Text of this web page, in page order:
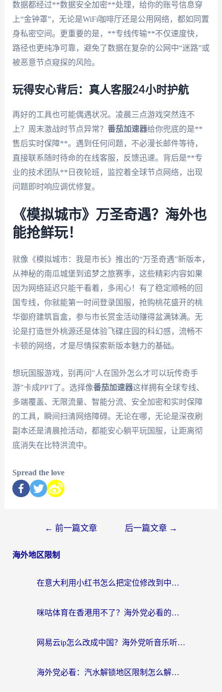
数据都经过**数据安全加密**处理，给你的账号信息穿
上“金钟罩”，无论是WiFi咖啡厅还是公用网络，都如同置
身私密空间。更重要的是，**专线传输**不仅速度快，
路径也更纯净可靠，避免了数据在复杂的公网中“迷路”或
被恶意节点窥探的风险。
玩得安心背后：真人客服24小时护航
再好的工具也可能偶遇状况。凌晨三点游戏突然连不
上？周末激战时节点异常？ 番茄加速器给你兜底的是**
售后实时保障**。遇到任何问题，不必漫长邮件等待，
直接联系随时待命的在线客服，反馈迅速。背后是**专
业的技术团队**日夜轮班，监控着全球节点网络，出现
问题即时响应调优修复。
《模拟城市》万圣奇遇？海外也
能抢鲜玩！
就像《模拟城市：我是市长》推出的“万圣奇遇”新版本，
从神秘的南瓜城堡到追梦之旅赛季，这些精彩内容如果
因为网络延迟只能干看着，多闹心！有了稳定顺畅的回
国专线，你就能第一时间登录国服，抢购桃花盛开的桃
华御府建筑盲盒，参与市长赏金活动赚得盆满钵满。无
论是打造世外桃源还是体验飞碟庄园的科幻感，流畅不
卡顿的网络，才是尽情探索新版本魅力的基础。
想玩国服游戏，别再问"人在国外怎么才可以玩传奇手
游"卡成PPT了。选择像番茄加速器这样拥有全球专线、
多端覆盖、无限流量、智能分流、安全加密和实时保障
的工具，瞬间扫清网络障碍。无论在哪，无论是深夜刷
副本还是清晨抢活动，都能安心躺平玩国服，让距离彻
底消失在比特洪流中。
Spread the love
← 前一篇文章 后一篇文章 →
海外地区限制
在意大利用小红书怎么把定位修改到中国国内？3个实用技巧+1个靠谱工具帮你搞定
咪咕体育在香港用不了？海外党必看的回国加速器选择指南（附3个真实场景解决方案）
网易云ip怎么改成中国？海外党听音乐听书的无痛解决方案
海外党必看：汽水解锁地区限制怎么解除？3招解决国内影音&生活服务难题